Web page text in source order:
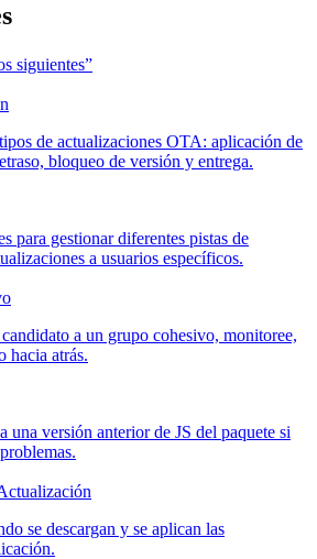
siguientes”
de actualizaciones OTA: aplicación de
bloqueo de versión y entrega.
para gestionar diferentes pistas de
a usuarios específicos.
a un grupo cohesivo, monitoree,
hacia atrás.
una versión anterior de JS del paquete si
se descargan y se aplican las